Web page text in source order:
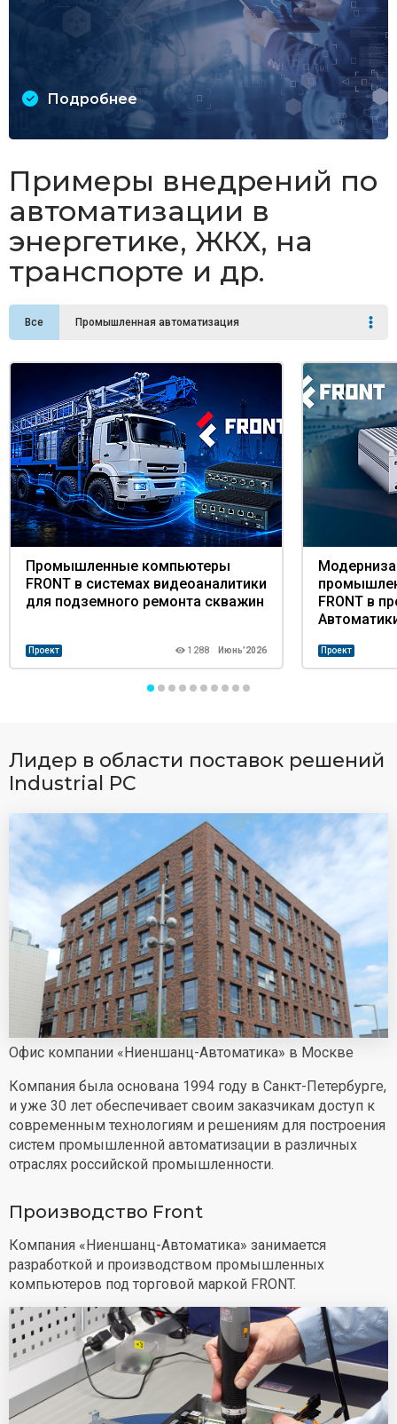
Подробнее
Примеры внедрений по
автоматизации в
энергетике, ЖКХ, на
транспорте и др.
Все Промышленная автоматизация
Промышленные компьютеры
FRONT в системах видеоаналитики
для подземного ремонта скважин
Проект 1288 Июнь’2026
FRONT в
Проект
Лидер в области поставок решений
Industrial PC
Офис компании «Ниеншанц-Автоматика» в Москве
Компания была основана 1994 году в Санкт-Петербурге,
и уже 30 лет обеспечивает своим заказчикам доступ к
современным технологиям и решениям для построения
систем промышленной автоматизации в различных
отраслях российской промышленности.
Производство Front
Компания «Ниеншанц-Автоматика» занимается
разработкой и производством промышленных
компьютеров под торговой маркой FRONT.